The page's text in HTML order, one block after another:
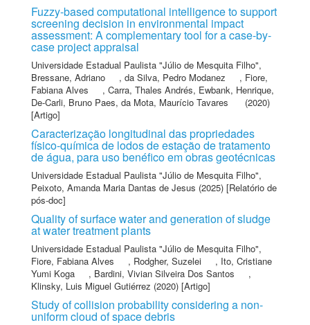
Fuzzy-based computational intelligence to support
screening decision in environmental impact
assessment: A complementary tool for a case-by-
case project appraisal
Universidade Estadual Paulista "Júlio de Mesquita Filho",
Bressane, Adriano
, da Silva, Pedro Modanez , Fiore,
Fabiana Alves
, Carra, Thales Andrés, Ewbank, Henrique,
De-Carli, Bruno Paes, da Mota, Maurício Tavares
(2020)
[Artigo]
Caracterização longitudinal das propriedades
físico-química de lodos de estação de tratamento
de água, para uso benéfico em obras geotécnicas
Universidade Estadual Paulista "Júlio de Mesquita Filho",
Peixoto, Amanda Maria Dantas de Jesus (2025) [Relatório de
pós-doc]
Quality of surface water and generation of sludge
at water treatment plants
Universidade Estadual Paulista "Júlio de Mesquita Filho",
Fiore, Fabiana Alves
, Rodgher, Suzelei , Ito, Cristiane
Yumi Koga
, Bardini, Vivian Silveira Dos Santos
,
Klinsky, Luis Miguel Gutiérrez (2020) [Artigo]
Study of collision probability considering a non-
uniform cloud of space debris